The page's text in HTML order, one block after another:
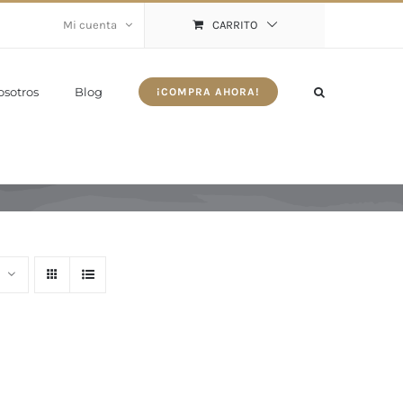
Mi cuenta CARRITO
Blog ¡COMPRA AHORA!